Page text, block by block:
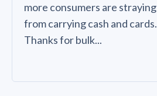
more consumers are straying
from carrying cash and cards.
Thanks for bulk...